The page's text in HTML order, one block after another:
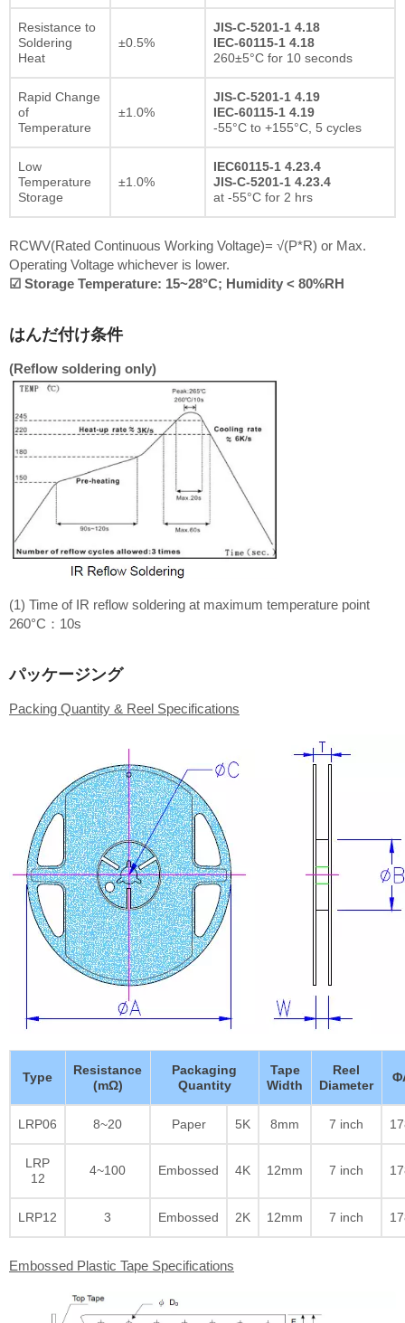
Resistance to
Soldering
Heat
±0.5%
JIS-C-5201-1 4.18
IEC-60115-1 4.18
260±5°C for 10 seconds
Rapid Change
of
Temperature
±1.0%
JIS-C-5201-1 4.19
IEC-60115-1 4.19
-55°C to +155°C, 5 cycles
Low
Temperature
Storage
±1.0%
IEC60115-1 4.23.4
JIS-C-5201-1 4.23.4
at -55°C for 2 hrs
RCWV(Rated Continuous Working Voltage)= √(P*R) or Max.
Operating Voltage whichever is lower.
☑ Storage Temperature: 15~28°C; Humidity < 80%RH
はんだ付け条件
(Reflow soldering only)
(1) Time of IR reflow soldering at maximum temperature point
260°C：10s
パッケージング
Packing Quantity & Reel Specifications
Type
Resistance
(mΩ)
Packaging
Quantity
Tape
Width
Reel
Diameter
LRP06 8~20 Paper 5K 8mm 7 inch
LRP
12
4~100 Embossed 4K 12mm 7 inch
LRP12 3 Embossed 2K 12mm 7 inch
Embossed Plastic Tape Specifications